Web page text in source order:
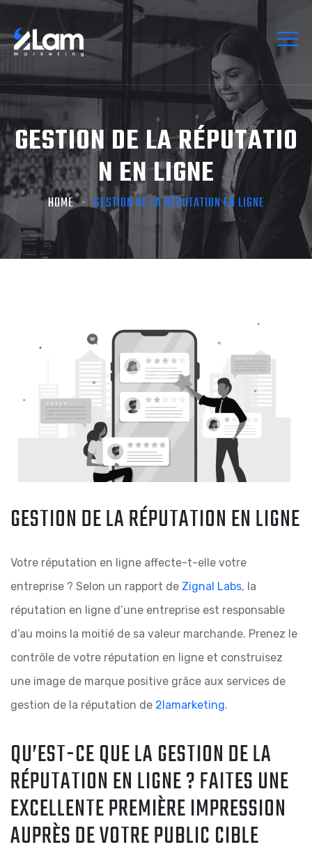
GESTION DE LA RÉPUTATIO
N EN LIGNE
HOME GESTION DE LA RÉPUTATION EN LIGNE
GESTION DE LA RÉPUTATION EN LIGNE
Votre réputation en ligne affecte-t-elle votre
entreprise ? Selon un rapport de Zignal Labs, la
réputation en ligne d’une entreprise est responsable
d’au moins la moitié de sa valeur marchande. Prenez le
contrôle de votre réputation en ligne et construisez
une image de marque positive grâce aux services de
gestion de la réputation de 2lamarketing.
QU’EST-CE QUE LA GESTION DE LA
RÉPUTATION EN LIGNE ?FAITES UNE
EXCELLENTE PREMIÈRE IMPRESSION
AUPRÈS DE VOTRE PUBLIC CIBLE